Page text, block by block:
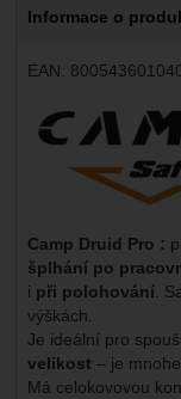
Informace o
EAN:
Výrobce:
Camp Druid Pro :
šplhání po
i při polohování.
výškách.
Je ideální pro
velikost – je
Má celokovovou